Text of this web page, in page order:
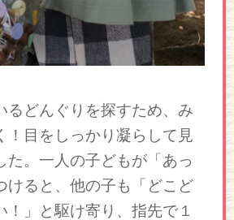
るどんぐりを探すため、み
！目をしっかり凝らして見
た。一人の子どもが「あっ
けると、他の子も「どこど
！」と駆け寄り、指先で１